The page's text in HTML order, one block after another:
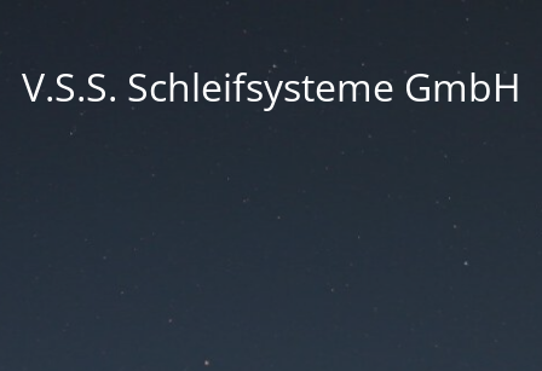
V.S.S. Schleifsysteme GmbH